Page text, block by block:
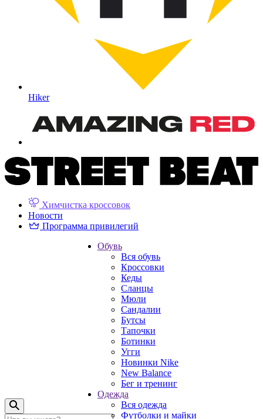
Hiker
Химчистка кроссовок
Новости
Программа привилегий
Обувь
Вся обувь
Кроссовки
Кеды
Сланцы
Мюли
Сандалии
Бутсы
Тапочки
Ботинки
Угги
Новинки Nike
New Balance
Бег и тренинг
Одежда
Вся одежда
Футболки и майки